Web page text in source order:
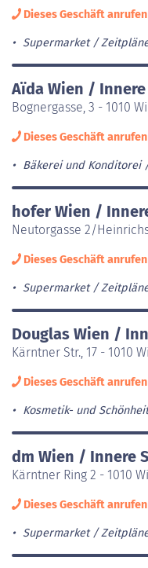
Dieses Geschäft anrufen
Supermarket
Aïda Wien /
Bognergasse, 3 - 1010
Dieses Geschäft anrufen
Bäkerei und Konditorei
hofer Wien /
Neutorgasse 2/
Dieses Geschäft anrufen
Supermarket
Douglas Wien /
Kärntner Str., 17 - 1010
Dieses Geschäft anrufen
Kosmetik- und
dm Wien / Innere
Kärntner Ring 2 - 1010
Dieses Geschäft anrufen
Supermarket